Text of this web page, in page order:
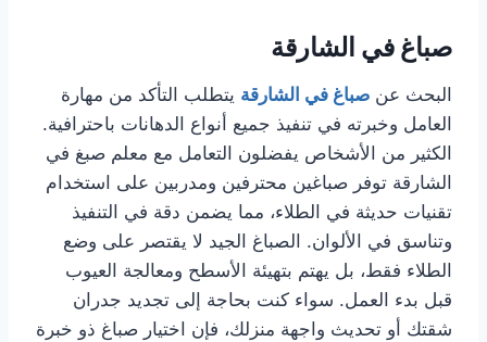
صباغ في الشارقة
البحث عن صباغ في الشارقة يتطلب التأكد من مهارة
العامل وخبرته في تنفيذ جميع أنواع الدهانات باحترافية.
الكثير من الأشخاص يفضلون التعامل مع معلم صبغ في
الشارقة توفر صباغين محترفين ومدربين على استخدام
تقنيات حديثة في الطلاء، مما يضمن دقة في التنفيذ
وتناسق في الألوان. الصباغ الجيد لا يقتصر على وضع
الطلاء فقط، بل يهتم بتهيئة الأسطح ومعالجة العيوب
قبل بدء العمل. سواء كنت بحاجة إلى تجديد جدران
شقتك أو تحديث واجهة منزلك، فإن اختيار صباغ ذو خبرة